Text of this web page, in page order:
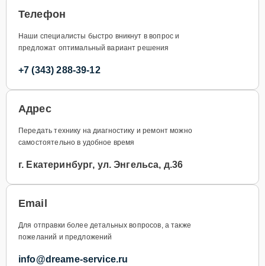
Телефон
Наши специалисты быстро вникнут в вопрос и
предложат оптимальный вариант решения
+7 (343) 288-39-12
Адрес
Передать технику на диагностику и ремонт можно
самостоятельно в удобное время
г. Екатеринбург, ул. Энгельса, д.36
Email
Для отправки более детальных вопросов, а также
пожеланий и предложений
info@dreame-service.ru